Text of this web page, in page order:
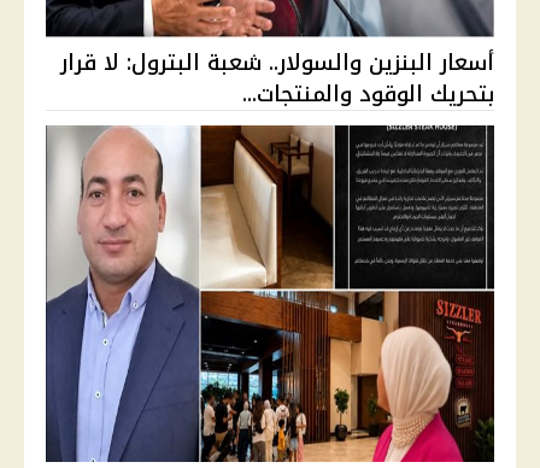
أسعار البنزين والسولار.. شعبة البترول: لا قرار
بتحريك الوقود والمنتجات...